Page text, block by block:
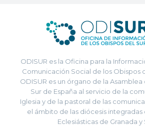
ODISUR es la Oficina para la
Comunicación Social de los Obispos
ODISUR es un órgano de la
Sur de España al servicio de la
Iglesia y de la pastoral de las
el ámbito de las diócesis integradas
Eclesiásticas de Granada y